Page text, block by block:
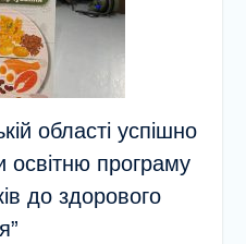
області успішно
освітню програму
до здорового